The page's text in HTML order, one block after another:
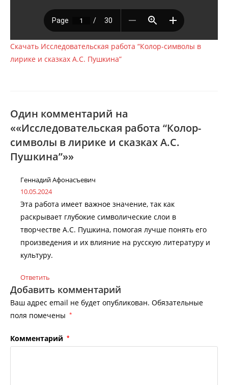
Скачать Исследовательская работа “Колор-символы в
лирике и сказках А.С. Пушкина”
Один комментарий на
««Исследовательская работа “Колор-
символы в лирике и сказках А.С.
Пушкина”»»
Геннадий Афонасъевич
10.05.2024
Эта работа имеет важное значение, так как
раскрывает глубокие символические слои в
творчестве А.С. Пушкина, помогая лучше понять его
произведения и их влияние на русскую литературу и
культуру.
Ответить
Добавить комментарий
Ваш адрес email не будет опубликован. Обязательные
поля помечены *
Комментарий *